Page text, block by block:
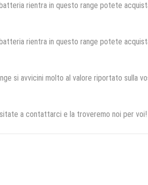
rientra in questo range potete
rientra in questo range potete
si avvicini molto al valore riportato sulla
a contattarci e la troveremo noi per voi!